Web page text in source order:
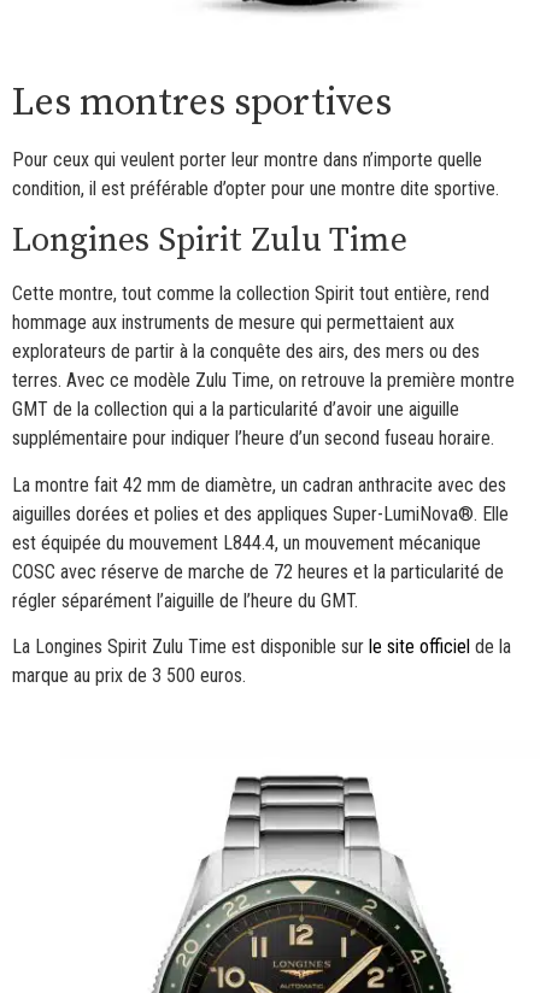
Les montres sportives
Pour ceux qui veulent porter leur montre dans n’importe quelle
condition, il est préférable d’opter pour une montre dite sportive.
Longines Spirit Zulu Time
Cette montre, tout comme la collection Spirit tout entière, rend
hommage aux instruments de mesure qui permettaient aux
explorateurs de partir à la conquête des airs, des mers ou des
terres. Avec ce modèle Zulu Time, on retrouve la première montre
GMT de la collection qui a la particularité d’avoir une aiguille
supplémentaire pour indiquer l’heure d’un second fuseau horaire.
La montre fait 42 mm de diamètre, un cadran anthracite avec des
aiguilles dorées et polies et des appliques Super-LumiNova®. Elle
est équipée du mouvement L844.4, un mouvement mécanique
COSC avec réserve de marche de 72 heures et la particularité de
régler séparément l’aiguille de l’heure du GMT.
La Longines Spirit Zulu Time est disponible sur le site officiel de la
marque au prix de 3 500 euros.